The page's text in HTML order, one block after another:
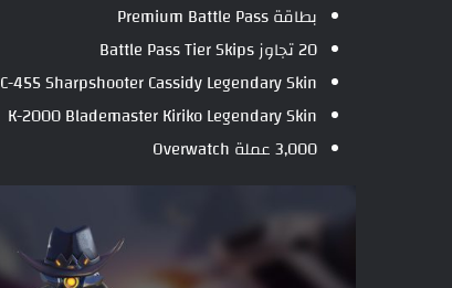
بطاقة Premium Battle Pass
20 تجاوز Battle Pass Tier Skips
C-455 Sharpshooter Cassidy Legendary Skin
K-2000 Blademaster Kiriko Legendary Skin
3,000 عملة Overwatch